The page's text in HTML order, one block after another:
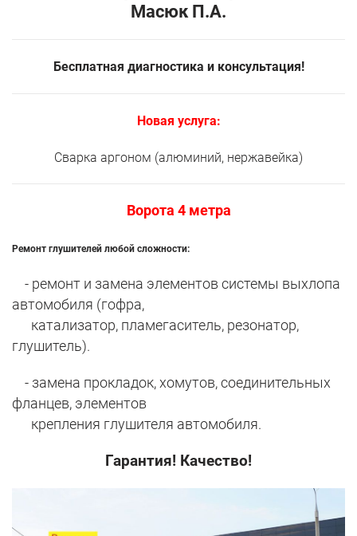
Масюк П.А.
Бесплатная диагностика и консультация!
Новая услуга:
Сварка аргоном (алюминий, нержавейка)
Ворота 4 метра
Ремонт глушителей любой сложности:
- ремонт и замена элементов системы выхлопа
автомобиля (гофра,
катализатор, пламегаситель, резонатор,
глушитель).
- замена прокладок, хомутов, соединительных
фланцев, элементов
крепления глушителя автомобиля.
Гарантия! Качество!